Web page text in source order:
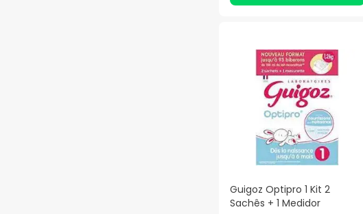
Guigoz Optipro 1 Kit 2
Sachês + 1 Medidor